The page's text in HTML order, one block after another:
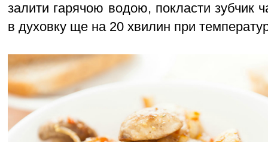
залити гарячою водою, покласти зубчик
в духовку ще на 20 хвилин при